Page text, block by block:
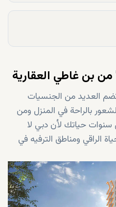
بن غاطي العقارية
العديد من الجنسيات
بالراحة في المنزل ومن
حياتك لأن دبي لا
الراقي ومناطق الترفيه في